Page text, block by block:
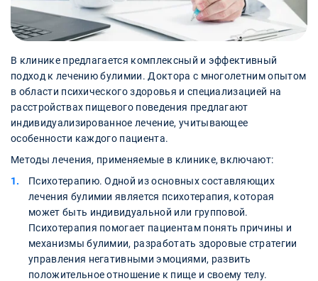
В клинике предлагается комплексный и эффективный
подход к лечению булимии. Доктора с многолетним опытом
в области психического здоровья и специализацией на
расстройствах пищевого поведения предлагают
индивидуализированное лечение, учитывающее
особенности каждого пациента.
Методы лечения, применяемые в клинике, включают:
Психотерапию. Одной из основных составляющих
лечения булимии является психотерапия, которая
может быть индивидуальной или групповой.
Психотерапия помогает пациентам понять причины и
механизмы булимии, разработать здоровые стратегии
управления негативными эмоциями, развить
положительное отношение к пище и своему телу.